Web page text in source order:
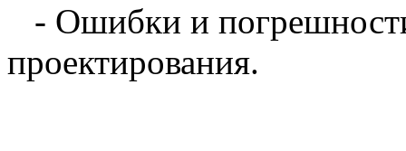
- Ошибки и погрешности
проектирования.